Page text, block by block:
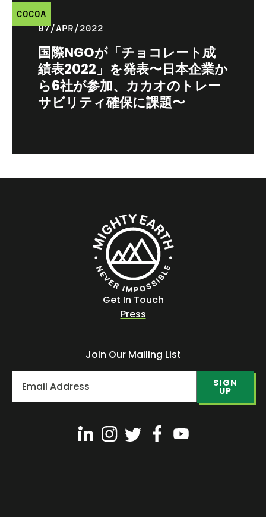
COCOA
07/APR/2022
国際NGOが「チョコレート成
績表2022」を発表〜日本企業か
ら6社が参加、カカオのトレー
サビリティ確保に課題〜
Get In Touch
Press
Join Our Mailing List
SIGN
UP